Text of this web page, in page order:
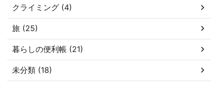
クライミング (4)
旅 (25)
暮らしの便利帳 (21)
未分類 (18)